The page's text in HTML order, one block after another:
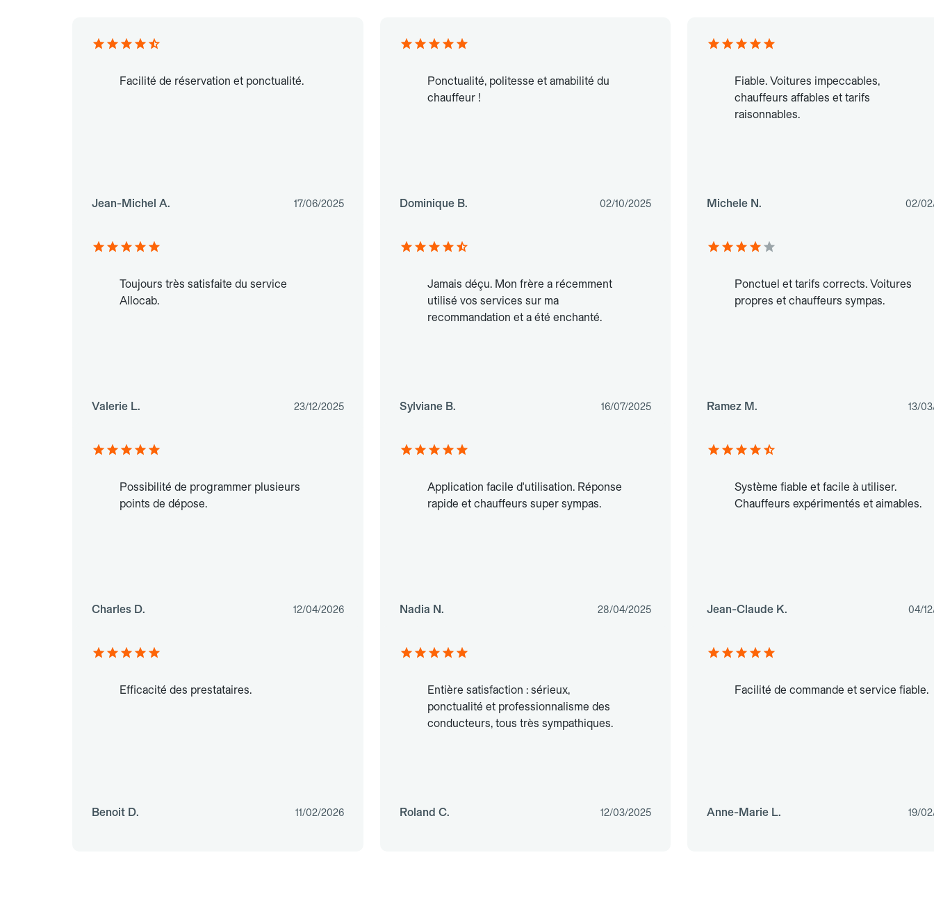
Facilité de réservation et ponctualité.
Jean-Michel A. 17/06/2025
Ponctualité, politesse et amabilité du
chauffeur !
Dominique B. 02/10/2025
Fiable. Voitures impeccables,
chauffeurs affables et tarifs
raisonnables.
Michele N. 02/
Toujours très satisfaite du service
Allocab.
Valerie L. 23/12/2025
Jamais déçu. Mon frère a récemment
utilisé vos services sur ma
recommandation et a été enchanté.
Sylviane B. 16/07/2025
Ponctuel et tarifs corrects. Voitures
propres et chauffeurs sympas.
Ramez M. 13/
Possibilité de programmer plusieurs
points de dépose.
Charles D. 12/04/2026
Application facile d'utilisation. Réponse
rapide et chauffeurs super sympas.
Nadia N. 28/04/2025
Système fiable et facile à utiliser.
Chauffeurs expérimentés et aimables.
Jean-Claude K. 04/
Efficacité des prestataires.
Benoit D. 11/02/2026
Entière satisfaction : sérieux,
ponctualité et professionnalisme des
conducteurs, tous très sympathiques.
Roland C. 12/03/2025
Facilité de commande et service fiable.
Anne-Marie L. 19/